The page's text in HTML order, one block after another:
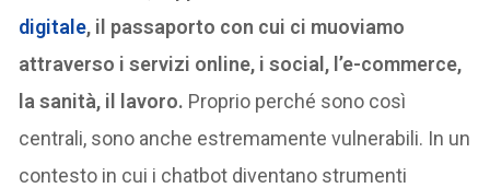
digitale, il passaporto con cui ci muoviamo
attraverso i servizi online, i social, l’e-commerce,
la sanità, il lavoro. Proprio perché sono così
centrali, sono anche estremamente vulnerabili. In un
contesto in cui i chatbot diventano strumenti